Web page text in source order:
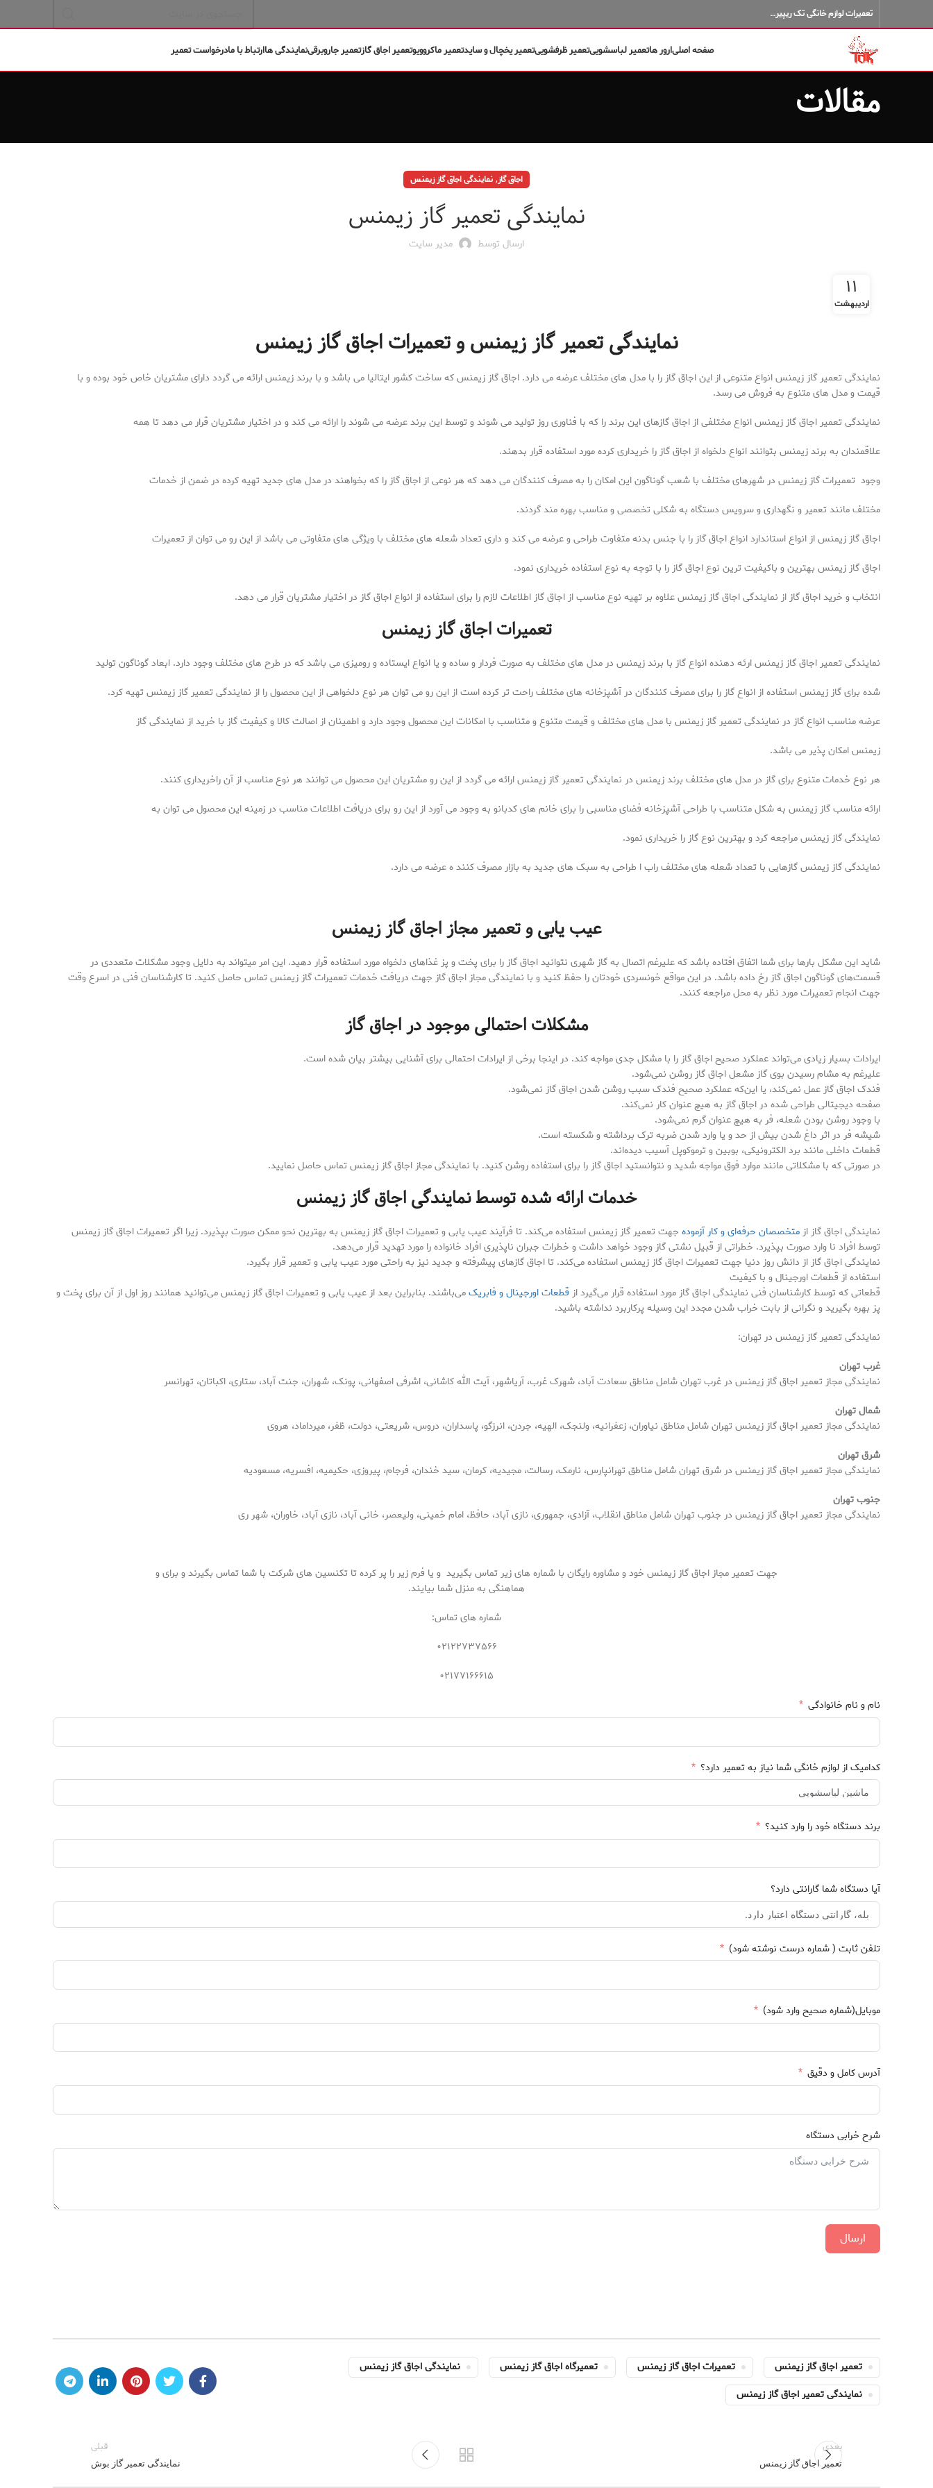
تعمیرات لوازم خانگی تک ریپیر…
صفحه اصلیارور هاتعمیر لباسشوییتعمیر ظرفشوییتعمیر یخچال و سایدتعمیر ماکروویوتعمیر اجاق گازتعمیر جاروبرقینمایندگی هاارتباط با مادرخواست تعمیر
مقالات
اجاق گاز, نمایندگی اجاق گاز زیمنس
نمایندگی تعمیر گاز زیمنس
ارسال توسط مدیر سایت
۱۱
اردیبهشت
نمایندگی تعمیر گاز زیمنس و تعمیرات اجاق گاز زیمنس
نمایندگی تعمیر گاز زیمنس انواع متنوعی از این اجاق گاز را با مدل های مختلف عرضه می دارد. اجاق گاز زیمنس که ساخت کشور ایتالیا می باشد و با برند زیمنس ارائه می گردد دارای مشتریان خاص خود بوده و با
قیمت و مدل های متنوع به فروش می رسد.
نمایندگی تعمیر اجاق گاز زیمنس انواع مختلفی از اجاق گازهای این برند را که با فناوری روز تولید می شوند و توسط این برند عرضه می شوند را ارائه می کند و در اختیار مشتریان قرار می دهد تا همه
علاقمندان به برند زیمنس بتوانند انواع دلخواه از اجاق گاز را خریداری کرده مورد استفاده قرار بدهند.
وجود تعمیرات گاز زیمنس در شهرهای مختلف با شعب گوناگون این امکان را به مصرف کنندگان می دهد که هر نوعی از اجاق گاز را که بخواهند در مدل های جدید تهیه کرده در ضمن از خدمات
مختلف مانند تعمیر و نگهداری و سرویس دستگاه به شکلی تخصصی و مناسب بهره مند گردند.
اجاق گاز زیمنس از انواع استاندارد انواع اجاق گاز را با جنس بدنه متفاوت طراحی و عرضه می کند و داری تعداد شعله های مختلف با ویژگی های متفاوتی می باشد از این رو می توان از تعمیرات
اجاق گاز زیمنس بهترین و باکیفیت ترین نوع اجاق گاز را با توجه به نوع استفاده خریداری نمود.
انتخاب و خرید اجاق گاز از نمایندگی اجاق گاز زیمنس علاوه بر تهیه نوع مناسب از اجاق گاز اطلاعات لازم را برای استفاده از انواع اجاق گاز در اختیار مشتریان قرار می دهد.
تعمیرات اجاق گاز زیمنس
نمایندگی تعمیر اجاق گاز زیمنس ارئه دهنده انواع گاز با برند زیمنس در مدل های مختلف به صورت فردار و ساده و یا انواع ایستاده و رومیزی می باشد که در طرح های مختلف وجود دارد. ابعاد گوناگون تولید
شده برای گاز زیمنس استفاده از انواع گاز را برای مصرف کنندگان در آشپزخانه های مختلف راحت تر کرده است از این رو می توان هر نوع دلخواهی از این محصول را از نمایندگی تعمیر گاز زیمنس تهیه کرد.
عرضه مناسب انواع گاز در نمایندگی تعمیر گاز زیمنس با مدل های مختلف و قیمت متنوع و متناسب با امکانات این محصول وجود دارد و اطمینان از اصالت کالا و کیفیت گاز با خرید از نمایندگی گاز
زیمنس امکان پذیر می باشد.
هر نوع خدمات متنوع برای گاز در مدل های مختلف برند زیمنس در نمایندگی تعمیر گاز زیمنس ارائه می گردد از این رو مشتریان این محصول می توانند هر نوع مناسب از آن راخریداری کنند.
ارائه مناسب گاز زیمنس به شکل متناسب با طراحی آشپزخانه فضای مناسبی را برای خانم های کدبانو به وجود می آورد از این رو برای دریافت اطلاعات مناسب در زمینه این محصول می توان به
نمایندگی گاز زیمنس مراجعه کرد و بهترین نوع گاز را خریداری نمود.
نمایندگی گاز زیمنس گازهایی با تعداد شعله های مختلف راب ا طراحی به سبک های جدید به بازار مصرف کنند ه عرضه می دارد.
عیب یابی و تعمیر مجاز اجاق گاز زیمنس
شاید این مشکل بارها برای شما اتفاق افتاده باشد که علیرغم اتصال به گاز شهری نتوانید اجاق گاز را برای پخت و پز غذاهای دلخواه مورد استفاده قرار دهید. این امر میتواند به دلایل وجود مشکلات متعددی در
قسمت‌های گوناگون اجاق گاز رخ داده باشد. در این مواقع خونسردی خودتان را حفظ کنید و با نمایندگی مجاز اجاق گاز جهت دریافت خدمات تعمیرات گاز زیمنس تماس حاصل کنید. تا کارشناسان فنی در اسرع وقت
جهت انجام تعمیرات مورد نظر به محل مراجعه کنند.
مشکلات احتمالی موجود در اجاق گاز
ایرادات بسیار زیادی می‌تواند عملکرد صحیح اجاق گاز را با مشکل جدی مواجه کند. در اینجا برخی از ایرادات احتمالی برای آشنایی بیشتر بیان شده است.
علیرغم به مشام رسیدن بوی گاز مشعل اجاق گاز روشن نمی‌شود.
فندک اجاق گاز عمل نمی‌کند، یا این‌که عملکرد صحیح فندک سبب روشن شدن اجاق گاز نمی‌شود.
صفحه دیجیتالی طراحی شده در اجاق گاز به هیچ عنوان کار نمی‌کند.
با وجود روشن بودن شعله، فر به هیچ عنوان گرم نمی‌شود.
شیشه فر در اثر داغ شدن بیش از حد و یا وارد شدن ضربه ترک برداشته و شکسته است.
قطعات داخلی مانند برد الکترونیکی، بوبین و ترموکوپل آسیب دیده‌اند.
در صورتی که با مشکلاتی مانند موارد فوق مواجه شدید و نتوانستید اجاق گاز را برای استفاده روشن کنید. با نمایندگی مجاز اجاق گاز زیمنس تماس حاصل نمایید.
خدمات ارائه شده توسط نمایندگی اجاق گاز زیمنس
نمایندگی اجاق گاز ازمتخصصان حرفه‌ای و کار آزموده جهت تعمیر گاز زیمنس استفاده می‌کند. تا فرآیند عیب یابی و تعمیرات اجاق گاز زیمنس به بهترین نحو ممکن صورت بپذیرد. زیرا اگر تعمیرات اجاق گاز زیمنس
توسط افراد نا وارد صورت بپذیرد. خطراتی از قبیل نشتی گاز وجود خواهد داشت و خطرات جبران ناپذیری افراد خانواده را مورد تهدید قرار می‌دهد.
نمایندگی اجاق گاز از دانش روز دنیا جهت تعمیرات اجاق گاز زیمنس استفاده می‌کند. تا اجاق گازهای پیشرفته و جدید نیز به راحتی مورد عیب یابی و تعمیر قرار بگیرد.
استفاده از قطعات اورجینال و با کیفیت
قطعاتی که توسط کارشناسان فنی نمایندگی اجاق گاز مورد استفاده قرار می‌گیرد از قطعات اورجینال و فابریکمی‌باشند. بنابراین بعد از عیب یابی و تعمیرات اجاق گاز زیمنس می‌توانید همانند روز اول از آن برای پخت و
پز بهره بگیرید و نگرانی از بابت خراب شدن مجدد این وسیله پرکاربرد نداشته باشید.
نمایندگی تعمیر گاز زیمنس در تهران:
غرب تهران
نمایندگی مجاز تعمیر اجاق گاز زیمنس در غرب تهرانشامل مناطق سعادت آباد، شهرک غرب، آریاشهر، آیت الله کاشانی، اشرفی اصفهانی، پونک، شهران، جنت آباد، ستاری، اکباتان، تهرانسر
شمال تهران
نمایندگی مجاز تعمیر اجاق گاز زیمنس تهران شامل مناطق نیاوران، زعفرانیه، ولنجک، الهیه، جردن، انرزگو، پاسداران، دروس، شریعتی، دولت، ظفر، میرداماد، هروی
شرق تهران
نمایندگی مجاز تعمیر اجاق گاز زیمنس در شرق تهران شامل مناطق تهرانپارس، نارمک، رسالت، مجیدیه، کرمان، سید خندان، فرجام، پیروزی، حکیمیه، افسریه، مسعودیه
جنوب تهران
نمایندگی مجاز تعمیر اجاق گاز زیمنس در جنوب تهرانشامل مناطق انقلاب، آزادی، جمهوری، نازی آباد، حافظ، امام خمینی، ولیعصر، خانی آباد، نازی آباد، خاوران، شهر ری
جهت تعمیر مجاز اجاق گاز زیمنس خود و مشاوره رایگان با شماره های زیر تماس بگیرید و یا فرم زیر را پر کرده تا تکنسین های شرکت با شما تماس بگیرند و برای و
هماهنگی به منزل شما بیایند.
شماره های تماس:
۰۲۱۲۲۷۳۷۵۶۶
۰۲۱۷۷۱۶۶۶۱۵
نام و نام خانوادگی
کدامیک از لوازم خانگی شما نیاز به تعمیر دارد؟
برند دستگاه خود را وارد کنید؟
آیا دستگاه شما گارانتی دارد؟
تلفن ثابت ( شماره درست نوشته شود)
موبایل(شماره صحیح وارد شود)
آدرس کامل و دقیق
شرح خرابی دستگاه
ارسال
تعمیر اجاق گاز زیمنس تعمیرات اجاق گاز زیمنس تعمیرگاه اجاق گاز زیمنس
نمایندگی اجاق گاز زیمنس
نمایندگی تعمیر اجاق گاز زیمنس
بعدی
تعمیر اجاق گاز زیمنس
قبلی
نمایندگی تعمیر گاز بوش